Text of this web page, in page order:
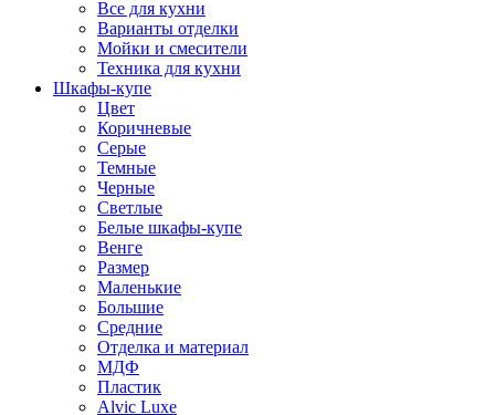
Все для кухни
Варианты отделки
Мойки и смесители
Техника для кухни
Шкафы-купе
Цвет
Коричневые
Серые
Темные
Черные
Светлые
Белые шкафы-купе
Венге
Размер
Маленькие
Большие
Средние
Отделка и материал
МДФ
Пластик
Alvic Luxe